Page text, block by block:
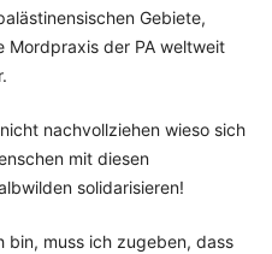
Gebiete,
Mordpraxis der PA weltweit
nachvollziehen wieso sich
mit diesen
solidarisieren!
bin, muss ich zugeben, dass